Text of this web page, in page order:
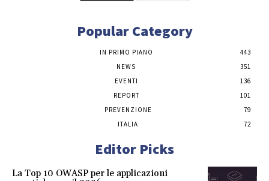
Popular Category
IN PRIMO PIANO
443
NEWS
351
EVENTI
136
REPORT
101
PREVENZIONE
79
ITALIA
72
Editor Picks
La Top 10 OWASP per le applicazioni